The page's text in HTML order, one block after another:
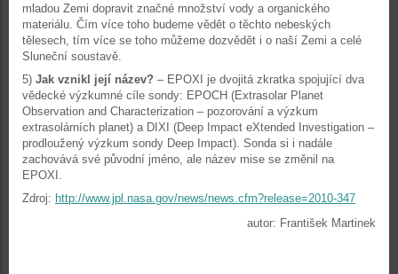
mladou Zemi dopravit značné množství vody a organického
materiálu. Čím více toho budeme vědět o těchto nebeských
tělesech, tím více se toho můžeme dozvědět i o naší Zemi a celé
Sluneční soustavě.
5) Jak vznikl její název? – EPOXI je dvojitá zkratka spojující dva
vědecké výzkumné cíle sondy: EPOCH (Extrasolar Planet
Observation and Characterization – pozorování a výzkum
extrasolárních planet) a DIXI (Deep Impact eXtended Investigation –
prodloužený výzkum sondy Deep Impact). Sonda si i nadále
zachovává své původní jméno, ale název mise se změnil na
EPOXI.
Zdroj: http://www.jpl.nasa.gov/news/news.cfm?release=2010-347
autor: František Martinek